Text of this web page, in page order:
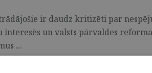
ir daudz kritizēti par
un valsts pārvaldes
...